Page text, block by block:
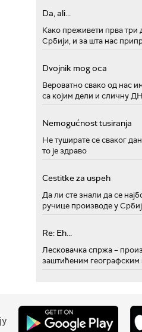
Da, ali...
Како преживети прва три
Србији, и за шта нас
Dvojnik mog oca
Вероватно свако од нас
са којим дели и сличну
Nemogućnost tusiranja
Не туширате се сваког
то је здраво
Cestitke za uspeh
Да ли сте знали да се
ручице производе у
Re: Eh...
Лесковачка спржа –
заштићеним